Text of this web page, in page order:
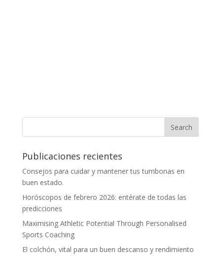
Publicaciones recientes
Consejos para cuidar y mantener tus tumbonas en
buen estado.
Horóscopos de febrero 2026: entérate de todas las
predicciones
Maximising Athletic Potential Through Personalised
Sports Coaching
El colchón, vital para un buen descanso y rendimiento